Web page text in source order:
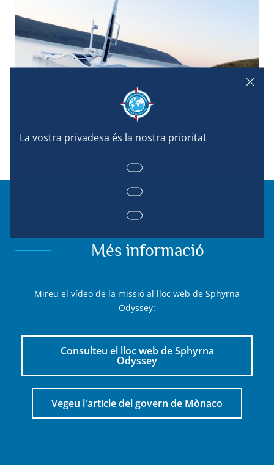
Vaixell de laboratori autònom Sphyrna 70, de 21 m d'eslora. ©DR
Més informació
Mireu el vídeo de la missió al lloc web de Sphyrna
Odyssey:
Consulteu el lloc web de Sphyrna
Odyssey
Vegeu l'article del govern de Mònaco